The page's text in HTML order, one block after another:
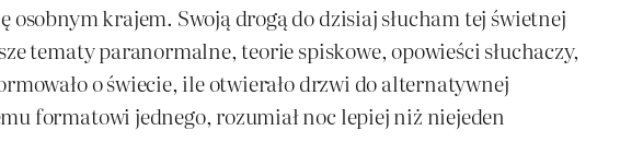
osobnym krajem. Swoją drogą do dzisiaj słucham tej świetnej
tematy paranormalne, teorie spiskowe, opowieści słuchaczy,
o świecie, ile otwierało drzwi do alternatywnej
formatowi jednego, rozumiał noc lepiej niż niejeden